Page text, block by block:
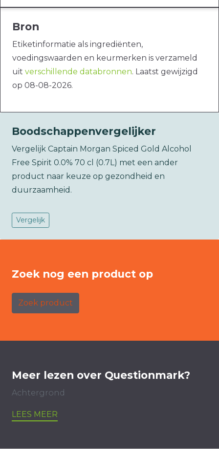
Bron
Etiketinformatie als ingrediënten,
voedingswaarden en keurmerken is verzameld
uit verschillende databronnen. Laatst gewijzigd
op 08-08-2026.
Boodschappenvergelijker
Vergelijk Captain Morgan Spiced Gold Alcohol
Free Spirit 0.0% 70 cl (0.7L) met een ander
product naar keuze op gezondheid en
duurzaamheid.
Vergelijk
Zoek nog een product op
Zoek product
Meer lezen over Questionmark?
Achtergrond
LEES MEER